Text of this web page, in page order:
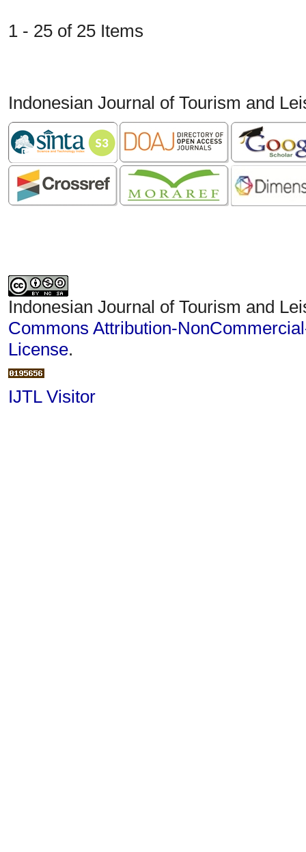
1 - 25 of 25 Items
Indonesian Journal of Tourism and
Indonesian Journal of Tourism and
Commons Attribution-
License.
IJTL Visitor